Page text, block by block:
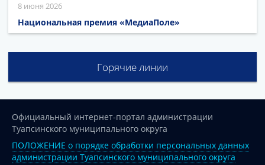
8 июня 2026
Национальная премия «МедиаПоле»
Горячие линии
Официальный интернет-портал администрации
Туапсинского муниципального округа
ПОЛОЖЕНИЕ о порядке обработки персональных данных
администрации Туапсинского муниципального округа